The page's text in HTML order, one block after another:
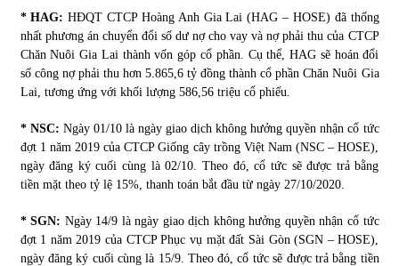
* HAG:HĐQT CTCP Hoàng Anh Gia Lai (HAG – HOSE) đã thống
nhất phương án chuyển đổi số dư nợ cho vay và nợ phải thu của CTCP
Chăn Nuôi Gia Lai thành vốn góp cổ phần. Cụ thể, HAG sẽ hoán đổi
số công nợ phải thu hơn 5.865,6 tỷ đồng thành cổ phần Chăn Nuôi Gia
Lai, tương ứng với khối lượng 586,56 triệu cổ phiếu.
* NSC: Ngày 01/10 là ngày giao dịch không hưởng quyền nhận cổ tức
đợt 1 năm 2019 của CTCP Giống cây trồng Việt Nam (NSC – HOSE),
ngày đăng ký cuối cùng là 02/10. Theo đó, cổ tức sẽ được trả bằng
tiền mặt theo tỷ lệ 15%, thanh toán bắt đầu từ ngày 27/10/2020.
* SGN: Ngày 14/9 là ngày giao dịch không hưởng quyền nhận cổ tức
đợt 1 năm 2019 của CTCP Phục vụ mặt đất Sài Gòn (SGN – HOSE),
ngày đăng ký cuối cùng là 15/9. Theo đó, cổ tức sẽ được trả bằng tiền